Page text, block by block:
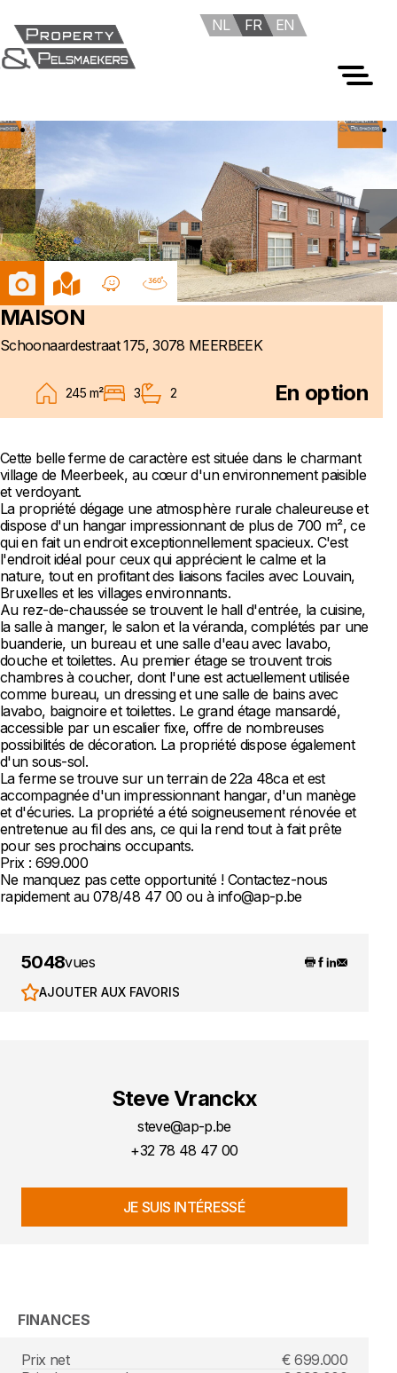
NL FR EN
Foto's Kaart
MAISON
Schoonaardestraat 175, 3078 MEERBEEK
245 m² 3 2 En option
Cette belle ferme de caractère est située dans le charmant
village de Meerbeek, au cœur d'un environnement paisible
et verdoyant.
La propriété dégage une atmosphère rurale chaleureuse et
dispose d'un hangar impressionnant de plus de 700 m², ce
qui en fait un endroit exceptionnellement spacieux. C'est
l'endroit idéal pour ceux qui apprécient le calme et la
nature, tout en profitant des liaisons faciles avec Louvain,
Bruxelles et les villages environnants.
Au rez-de-chaussée se trouvent le hall d'entrée, la cuisine,
la salle à manger, le salon et la véranda, complétés par une
buanderie, un bureau et une salle d'eau avec lavabo,
douche et toilettes. Au premier étage se trouvent trois
chambres à coucher, dont l'une est actuellement utilisée
comme bureau, un dressing et une salle de bains avec
lavabo, baignoire et toilettes. Le grand étage mansardé,
accessible par un escalier fixe, offre de nombreuses
possibilités de décoration. La propriété dispose également
d'un sous-sol.
La ferme se trouve sur un terrain de 22a 48ca et est
accompagnée d'un impressionnant hangar, d'un manège
et d'écuries. La propriété a été soigneusement rénovée et
entretenue au fil des ans, ce qui la rend tout à fait prête
pour ses prochains occupants.
Prix : 699.000
Ne manquez pas cette opportunité ! Contactez-nous
rapidement au 078/48 47 00 ou à info@ap-p.be
5048vues
AJOUTER AUX FAVORIS
Steve Vranckx
steve@ap-p.be
+32 78 48 47 00
JE SUIS INTÉRESSÉ
FINANCES
Prix net
€ 699.000